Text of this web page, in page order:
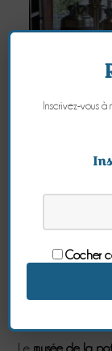
parc-musée
dans le
d’extraction du
part une belle
normands, mais
tradition
peut y visiter la
Inscrivez-vous à
Cocher